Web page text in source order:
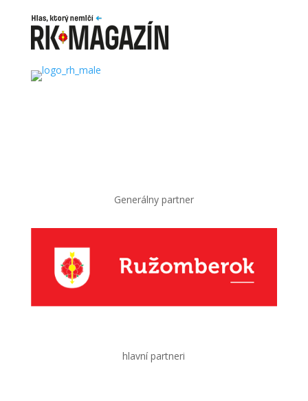
Generálny partner
hlavní partneri